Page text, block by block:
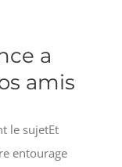
a
amis
le sujetEt
entourage